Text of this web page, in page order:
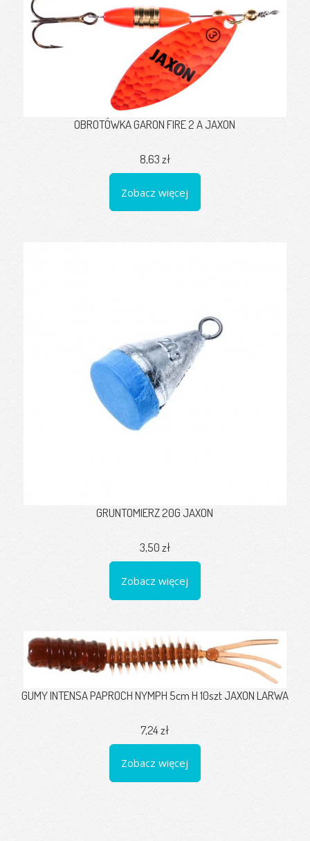
OBROTÓWKA GARON FIRE 2 A JAXON
8,63 zł
Zobacz więcej
GRUNTOMIERZ 20G JAXON
3,50 zł
Zobacz więcej
GUMY INTENSA PAPROCH NYMPH 5cm H 10szt JAXON LARWA
7,24 zł
Zobacz więcej